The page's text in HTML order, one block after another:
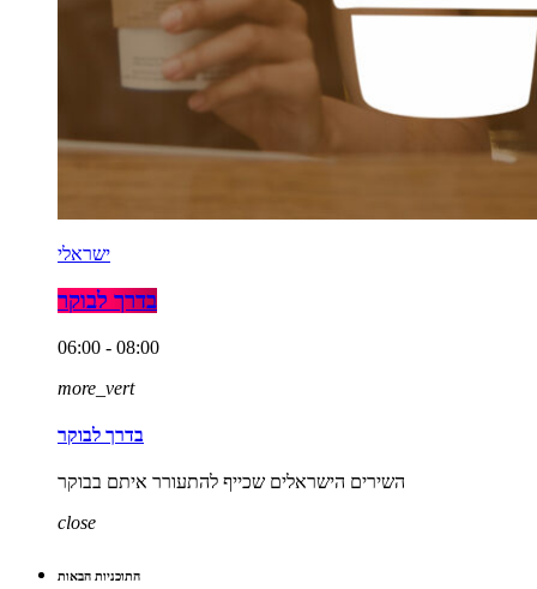
ישראלי
בדרך לבוקר
06:00 - 08:00
more_vert
בדרך לבוקר
השירים הישראלים שכייף להתעורר איתם בבוקר
close
התוכניות הבאות